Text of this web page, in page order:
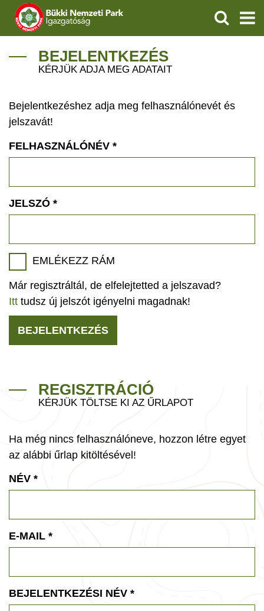
IGAZGATÓSÁG
VÍZVÉDELEM
ÖKOTURIZMUS
GEOPARKOK
KERESÉS
BEJELENTKEZÉS
KÉRJÜK ADJA MEG ADATAIT
Bejelentkezéshez adja meg felhasználónevét és
jelszavát!
FELHASZNÁLÓNÉV *
JELSZÓ *
EMLÉKEZZ RÁM
Már regisztráltál, de elfelejtetted a jelszavad?
Itt tudsz új jelszót igényelni magadnak!
BEJELENTKEZÉS
REGISZTRÁCIÓ
KÉRJÜK TÖLTSE KI AZ ŰRLAPOT
Ha még nincs felhasználóneve, hozzon létre egyet
az alábbi űrlap kitöltésével!
NÉV *
E-MAIL *
BEJELENTKEZÉSI NÉV *